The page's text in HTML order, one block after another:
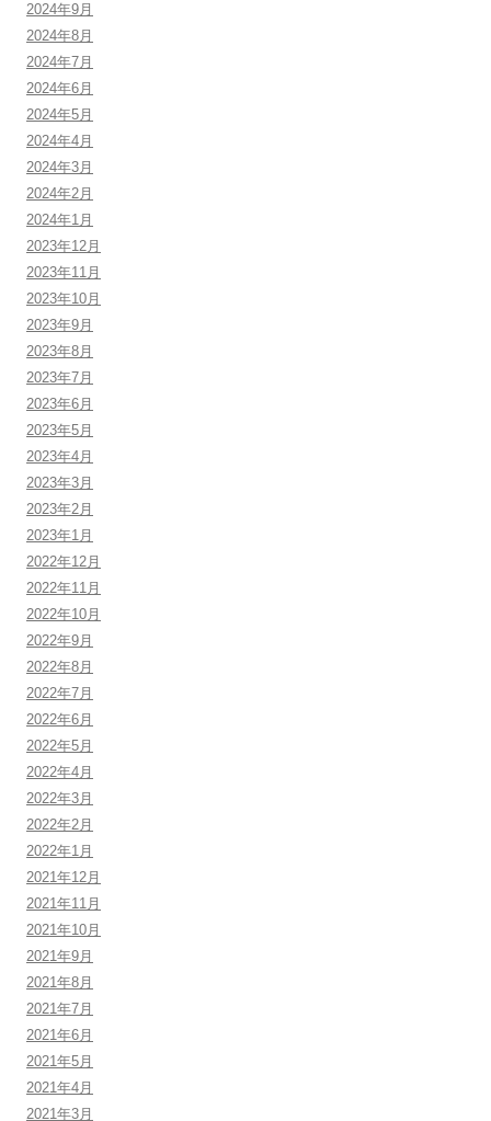
2024年9月
2024年8月
2024年7月
2024年6月
2024年5月
2024年4月
2024年3月
2024年2月
2024年1月
2023年12月
2023年11月
2023年10月
2023年9月
2023年8月
2023年7月
2023年6月
2023年5月
2023年4月
2023年3月
2023年2月
2023年1月
2022年12月
2022年11月
2022年10月
2022年9月
2022年8月
2022年7月
2022年6月
2022年5月
2022年4月
2022年3月
2022年2月
2022年1月
2021年12月
2021年11月
2021年10月
2021年9月
2021年8月
2021年7月
2021年6月
2021年5月
2021年4月
2021年3月